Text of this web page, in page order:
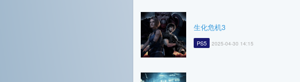
生化危机3
PS5 2025-04-30 14:15